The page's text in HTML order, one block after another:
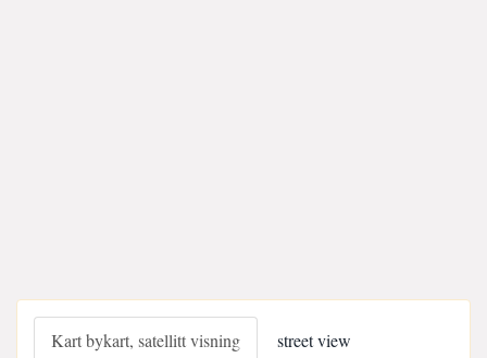
Kart bykart, satellitt visning street view